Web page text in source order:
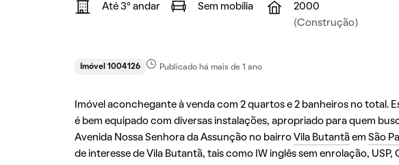
Até 3° andar Sem mobília
2000
(Construção)
Imóvel 1004126 Publicado há mais de 1 ano
Imóvel aconchegante à venda com 2 quartos e 2 banheiros no total.
é bem equipado com diversas instalações, apropriado para quem
Avenida Nossa Senhora da Assunção no bairro Vila Butantãem São
de interesse de Vila Butantã, tais como IW inglês sem enrolação, USP,